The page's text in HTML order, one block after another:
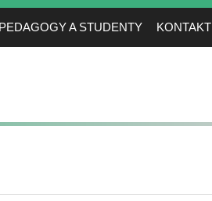
A STUDENTY KONTAKT